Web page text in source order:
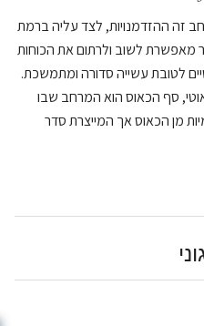
זה ההזדמנויות, לצד עליה ברמת
מאפשרת לשוב ולרתום את הכוחות
לטובת עשייה סדורה ומתמשכת.
סף הכאוס הוא המרחב שבו
מן הכאוס אך המייצרת סדר